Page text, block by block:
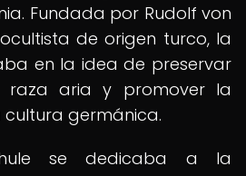
Fundada por Rudolf von
de origen turco, la
en la idea de preservar
aria y promover la
germánica.
se dedicaba a la